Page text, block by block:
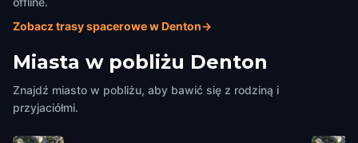
Zobacz trasy spacerowe w Denton→
Miasta w pobliżu Denton
Znajdź miasto w pobliżu, aby bawić się z rodziną i
przyjaciółmi.